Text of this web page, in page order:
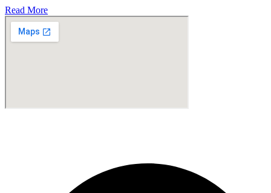
Read More